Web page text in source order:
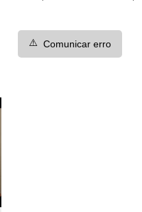
⚠️ Comunicar erro